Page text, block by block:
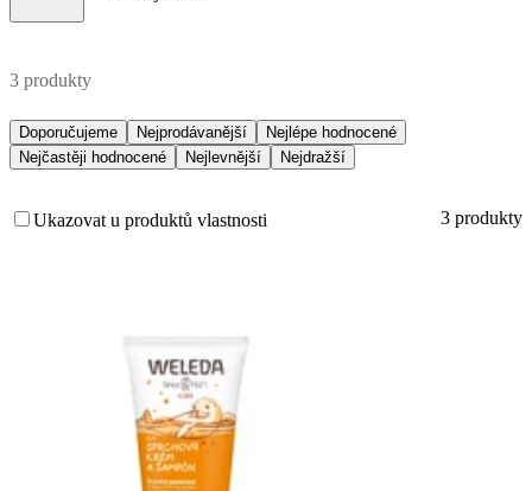
3 produkty
Doporučujeme Nejprodávanější
Nejlépe hodnocené
Nejčastěji hodnocené
Nejlevnější Nejdražší
Ukazovat u produktů vlastnosti 3 produkty